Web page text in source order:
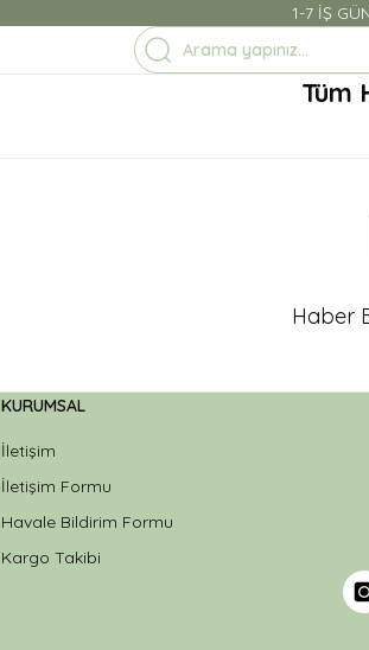
1-7 İŞ
Tüm
Haber
KURUMSAL
İletişim
İletişim Formu
Havale Bildirim Formu
Kargo Takibi